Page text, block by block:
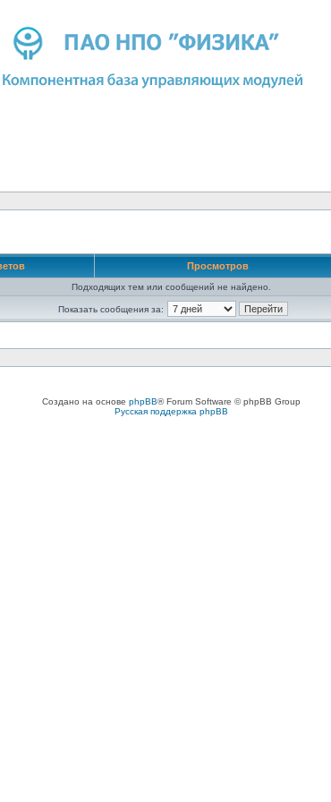
Просмотров
Подходящих тем или сообщений не найдено.
Показать сообщения за:
Создано на основе phpBB® Forum Software © phpBB Group
Русская поддержка phpBB